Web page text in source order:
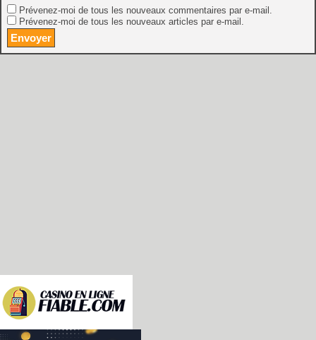
Prévenez-moi de tous les nouveaux commentaires par e-mail.
Prévenez-moi de tous les nouveaux articles par e-mail.